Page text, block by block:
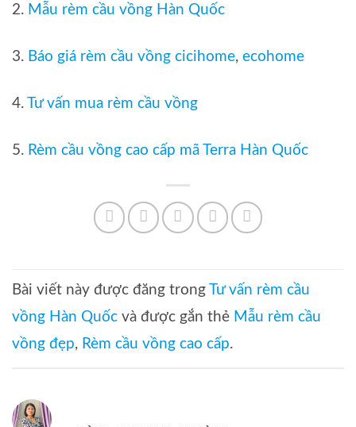
2. Mẫu rèm cầu vồng Hàn Quốc
3. Báo giá rèm cầu vồng cicihome, ecohome
4. Tư vấn mua rèm cầu vồng
5. Rèm cầu vồng cao cấp mã Terra Hàn Quốc
Bài viết này được đăng trong
Tư vấn rèm cầu
vồng Hàn Quốc và được gắn thẻ Mẫu rèm cầu
vồng đẹp, Rèm cầu vồng cao cấp.